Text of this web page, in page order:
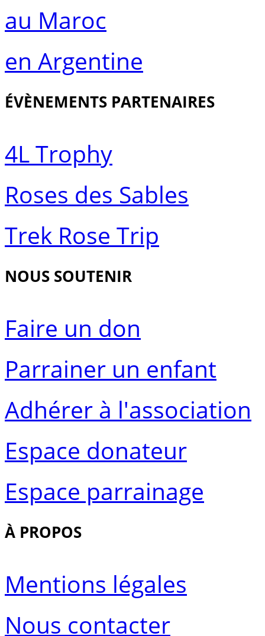
au Maroc
en Argentine
ÉVÈNEMENTS PARTENAIRES
4L Trophy
Roses des Sables
Trek Rose Trip
NOUS SOUTENIR
Faire un don
Parrainer un enfant
Adhérer à l'association
Espace donateur
Espace parrainage
À PROPOS
Mentions légales
Nous contacter